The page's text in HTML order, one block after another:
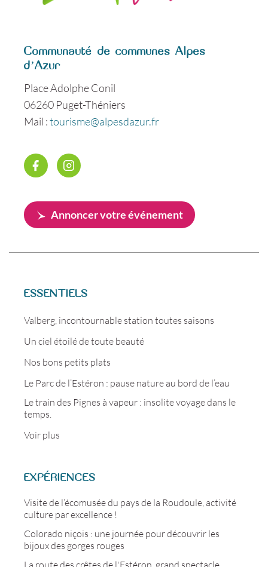
Communauté de communes Alpes
d’Azur
Place Adolphe Conil
06260 Puget-Théniers
Mail :tourisme@alpesdazur.fr
Annoncer votre événement
ESSENTIELS
Valberg, incontournable station toutes saisons
Un ciel étoilé de toute beauté
Nos bons petits plats
Le Parc de l’Estéron : pause nature au bord de l’eau
Le train des Pignes à vapeur : insolite voyage dans le
temps.
Voir plus
EXPÉRIENCES
Visite de l’écomusée du pays de la Roudoule, activité
culture par excellence !
Colorado niçois : une journée pour découvrir les
bijoux des gorges rouges
La route des crêtes de l'Estéron, grand spectacle